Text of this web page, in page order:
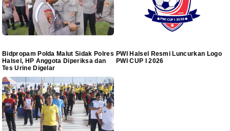
Bidpropam Polda Malut Sidak Polres
Halsel, HP Anggota Diperiksa dan
Tes Urine Digelar
PWI Halsel Resmi Luncurkan Logo
PWI CUP I 2026